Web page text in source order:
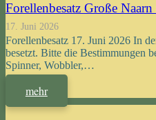
Forellenbesatz Große
17. Juni 2026
Forellenbesatz 17. Juni 2026 In
besetzt. Bitte die Bestimmungen
Spinner, Wobbler,…
mehr